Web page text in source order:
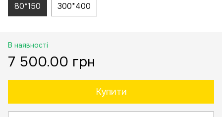
80*150 300*400
В наявності
7 500.00 грн
Купити